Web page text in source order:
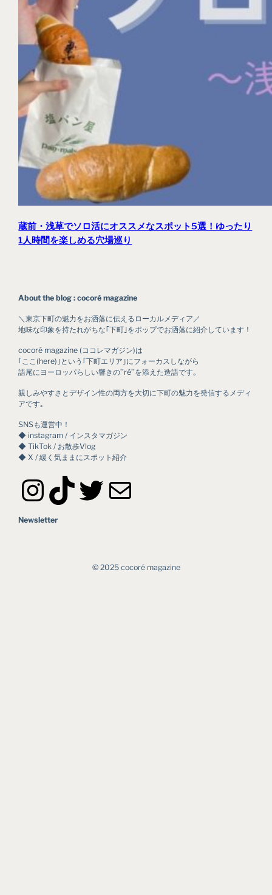
蔵前・浅草でソロ活にオススメなスポット5選！ゆったり
1人時間を楽しめる穴場巡り
About the blog : cocoré magazine
＼東京下町の魅力をお洒落に伝えるローカルメディア／
地味な印象を持たれがちな｢下町｣をポップでお洒落に紹介しています！
cocoré magazine (ココレマガジン)は
｢ここ(here)｣という｢下町エリア｣にフォーカスしながら
語尾にヨーロッパらしい響きの’’ré’’を添えた造語です｡
親しみやすさとデザイン性の両方を大切に下町の魅力を発信するメディ
アです｡
SNSも運営中！
◆ instagram / インスタマガジン
◆ TikTok / お散歩Vlog
◆ X / 緩く気ままにスポット紹介
InstagramTikTok Twitter メール
Newsletter
©︎ 2025 cocoré magazine